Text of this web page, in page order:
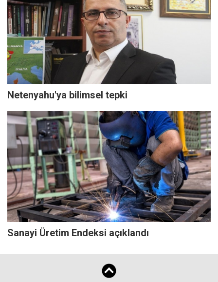
Netenyahu'ya bilimsel tepki
Sanayi Üretim Endeksi açıklandı